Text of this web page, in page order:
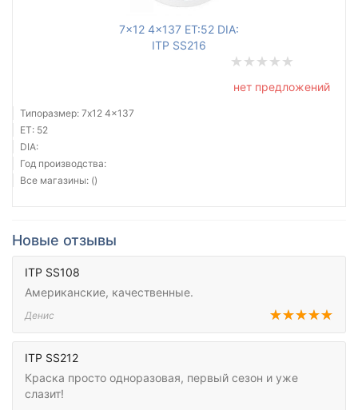
7x12 4x137 ET:52 DIA:
ITP SS216
нет предложений
Типоразмер: 7x12 4x137
ET: 52
DIA:
Год производства:
Все магазины: ()
Новые отзывы
ITP SS108
Американские, качественные.
Денис
ITP SS212
Краска просто одноразовая, первый сезон и уже
слазит!